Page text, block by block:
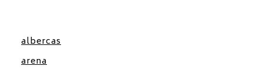
albercas
arena